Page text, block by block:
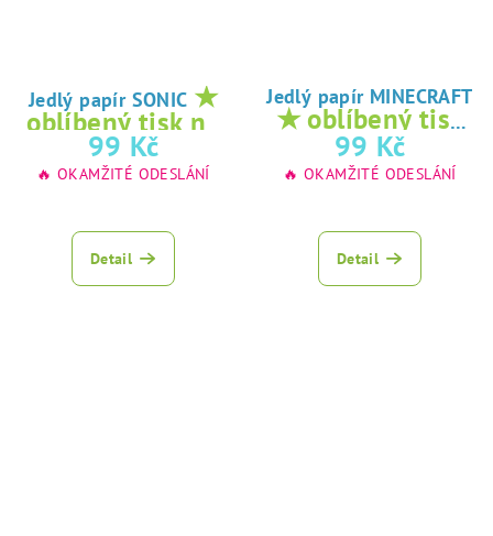
Jedlý papír SONIC ★
oblíbený tisk na
jedlý papír
99 Kč
🔥 OKAMŽITÉ ODESLÁNÍ
Detail
Jedlý papír MINECRAFT
★ oblíbený tisk
na jedlý papír
99 Kč
🔥 OKAMŽITÉ ODESLÁNÍ
Detail